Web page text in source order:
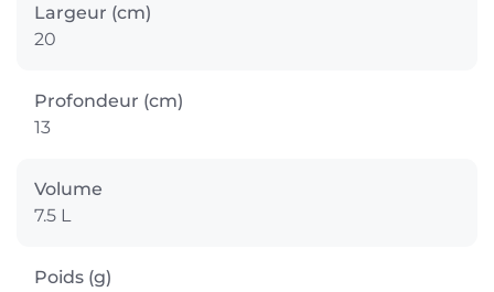
Largeur (cm)
20
Profondeur (cm)
13
Volume
7.5 L
Poids (g)